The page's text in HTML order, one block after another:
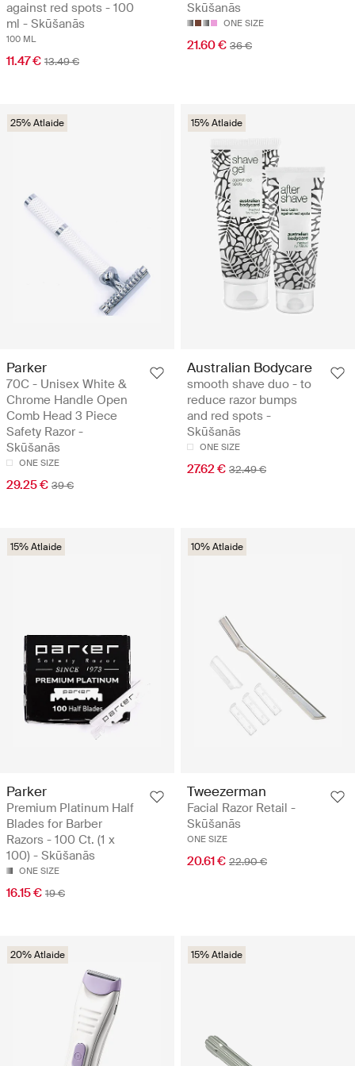
against red spots - 100
ml - Skūšanās
100 ML
11.47 € 13.49 €
Skūšanās
ONE SIZE
21.60 € 36 €
25% Atlaide
Parker
70C - Unisex White &
Chrome Handle Open
Comb Head 3 Piece
Safety Razor -
Skūšanās
ONE SIZE
29.25 € 39 €
15% Atlaide
Australian Bodycare
smooth shave duo - to
reduce razor bumps
and red spots -
Skūšanās
ONE SIZE
27.62 € 32.49 €
15% Atlaide
Parker
Premium Platinum Half
Blades for Barber
Razors - 100 Ct. (1 x
100) - Skūšanās
ONE SIZE
16.15 € 19 €
10% Atlaide
Tweezerman
Facial Razor Retail -
Skūšanās
ONE SIZE
20.61 € 22.90 €
20% Atlaide 15% Atlaide